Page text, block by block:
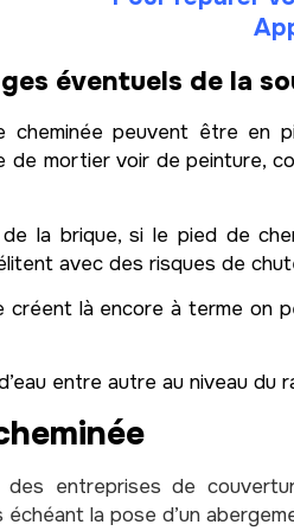
éventuels de la
cheminée peuvent être en
de mortier voir de peinture,
la brique, si le pied de
avec des risques de
là encore à terme on
entre autre au niveau
entreprises de
la pose d’un